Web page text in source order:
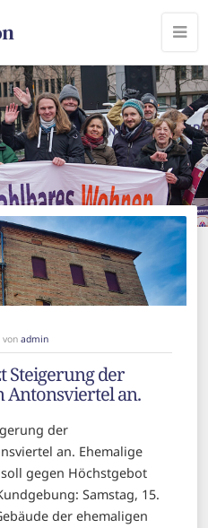
von admin
Steigerung der
an.
der
an. Ehemalige
gegen Höchstgebot
Samstag, 15.
der ehemaligen